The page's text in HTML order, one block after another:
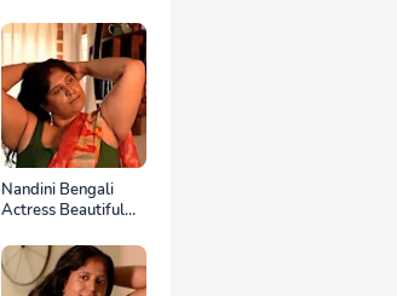
Nandini Bengali
Actress Beautiful